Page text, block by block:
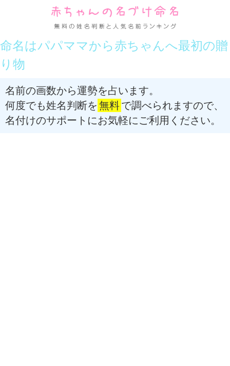
命名はパパママから赤ちゃんへ最初の贈
り物
名前の画数から運勢を占います。
何度でも姓名判断を 無料で調べられますので、
名付けのサポートにお気軽にご利用ください。